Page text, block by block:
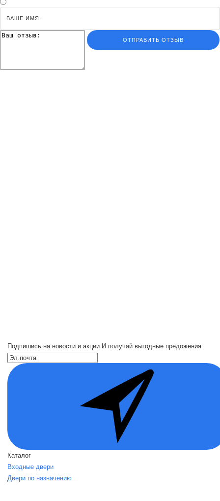
ОТПРАВИТЬ ОТЗЫВ
Подпишись на новости и акции И получай выгодные предожения
Каталог
Входные двери
Двери по назначению